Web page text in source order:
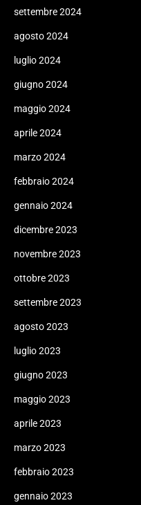
settembre 2024
agosto 2024
luglio 2024
giugno 2024
maggio 2024
aprile 2024
marzo 2024
febbraio 2024
gennaio 2024
dicembre 2023
novembre 2023
ottobre 2023
settembre 2023
agosto 2023
luglio 2023
giugno 2023
maggio 2023
aprile 2023
marzo 2023
febbraio 2023
gennaio 2023